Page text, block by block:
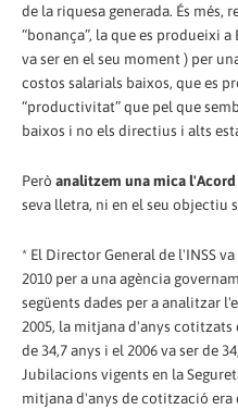
de la riquesa generada. És més,
“bonança”, la que es produeixi
va ser en el seu moment ) per
costos salarials baixos, que es
“productivitat” que pel que
baixos i no els directius i alts
Però analitzem una mica l'Acord
seva lletra, ni en el seu objectiu
* El Director General de l'INSS
2010 per a una agència
següents dades per a analitzar
2005, la mitjana d'anys
de 34,7 anys i el 2006 va ser de
Jubilacions vigents en la
mitjana d'anys de cotització era